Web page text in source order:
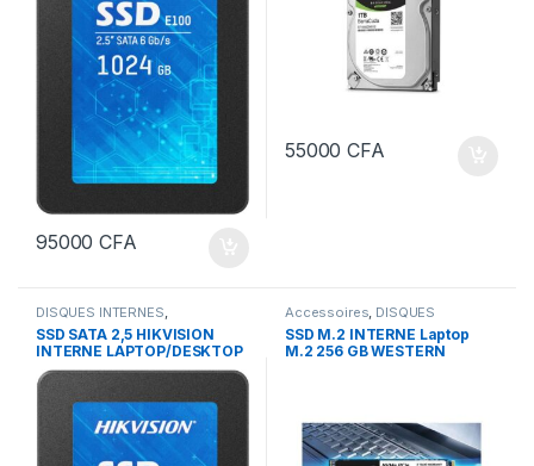
95000CFA
55000CFA
DISQUES INTERNES,
STOCKAGES
SSD SATA 2,5 HIKVISION
INTERNE LAPTOP/DESKTOP
HIKVISION SSD 512 GB
Accessoires, DISQUES
INTERNES ,STOCKAGES
SSD M.2 INTERNE Laptop
M.2 256 GB WESTERN